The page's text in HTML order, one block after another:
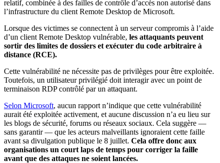
relatif, combinée à des failles de contrôle d’accès non autorisé dans
l’infrastructure du client Remote Desktop de Microsoft.
Lorsque des victimes se connectent à un serveur compromis à l’aide
d’un client Remote Desktop vulnérable, les attaquants peuvent
sortir des limites de dossiers et exécuter du code arbitraire à
distance (RCE).
Cette vulnérabilité ne nécessite pas de privilèges pour être exploitée.
Toutefois, un utilisateur privilégié doit interagir avec un point de
terminaison RDP contrôlé par un attaquant.
Selon Microsoft, aucun rapport n’indique que cette vulnérabilité
aurait été exploitée activement, et aucune discussion n’a eu lieu sur
les blogs de sécurité, forums ou réseaux sociaux. Cela suggère —
sans garantir — que les acteurs malveillants ignoraient cette faille
avant sa divulgation publique le 8 juillet. Cela offre donc aux
organisations un court laps de temps pour corriger la faille
avant que des attaques ne soient lancées.